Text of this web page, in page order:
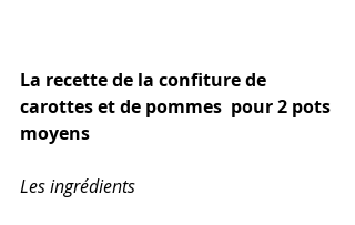
La recette de la confiture de
carottes et de pommes  pour 2 pots
moyens
Les ingrédients